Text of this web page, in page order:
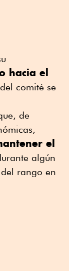
hacia el
del comité se
de
el
algún
rango en